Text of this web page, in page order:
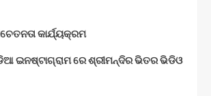
କାର୍ଯ୍ୟକ୍ରମ
ଇନଷ୍ଟାଗ୍ରାମ ରେ ଶ୍ରୀମନ୍ଦିର ଭିତର ଭିଡିଓ